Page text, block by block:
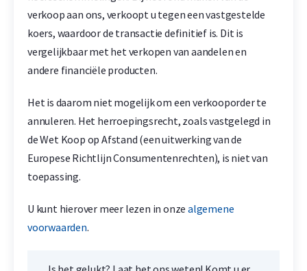
verkoop aan ons, verkoopt u tegen een vastgestelde
koers, waardoor de transactie definitief is. Dit is
vergelijkbaar met het verkopen van aandelen en
andere financiële producten.
Het is daarom niet mogelijk om een verkooporder te
annuleren. Het herroepingsrecht, zoals vastgelegd in
de Wet Koop op Afstand (een uitwerking van de
Europese Richtlijn Consumentenrechten), is niet van
toepassing.
U kunt hierover meer lezen in onzealgemene
voorwaarden.